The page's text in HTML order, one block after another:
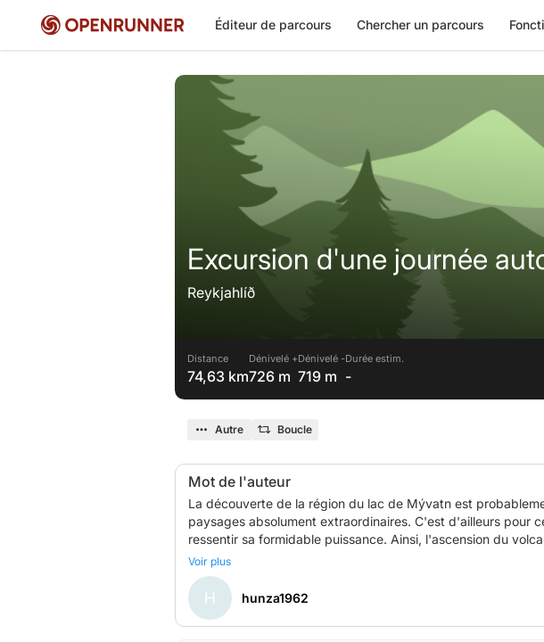
Éditeur de parcours Chercher un parcours
Excursion d'une journée
Reykjahlíð
Distance
74,63 km
Dénivelé +
726 m
Dénivelé -
719 m
Durée estim.
-
Autre Boucle
Mot de l'auteur
La découverte de la région du lac de Mývatn est
paysages absolument extraordinaires. C'est d'ailleurs pour
ressentir sa formidable puissance. Ainsi, l'ascension du
randonnée dans le champ de lave du Leirhnjúkur vous
Pour tous les détails concernant cet itinéraire, n'hésitez
Voir plus
H hunza1962